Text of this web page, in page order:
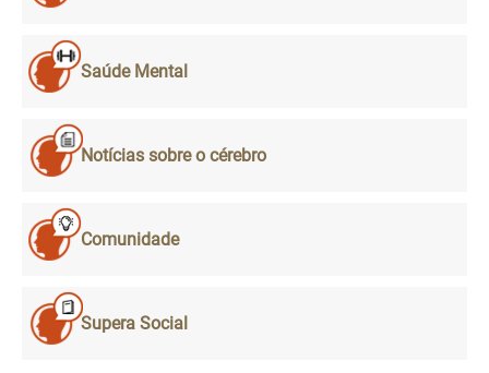
Saúde Mental
Notícias sobre o cérebro
Comunidade
Supera Social